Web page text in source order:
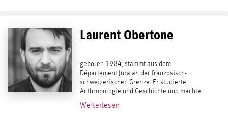
Laurent Obertone
geboren 1984, stammt aus dem
Département Jura an der französisch-
schweizerischen Grenze. Er studierte
Anthropologie und Geschichte und machte
seinen Abschluß an der École supériere de
journalisme im nordfranzösischen Lille.
Weiterlesen